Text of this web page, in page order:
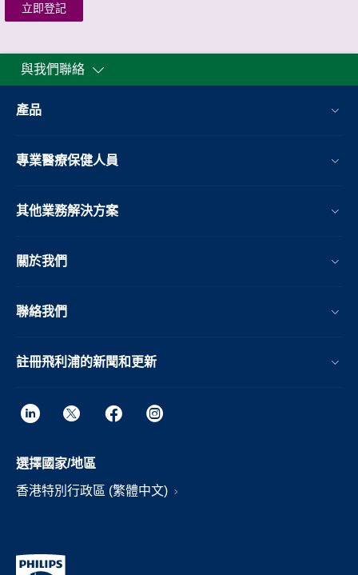
立即登記
與我們聯絡
產品
專業醫療保健人員
其他業務解決方案​
關於我們
聯絡我們
註冊飛利浦的新聞和更新
選擇國家/地區
香港特別行政區 (繁體中文)